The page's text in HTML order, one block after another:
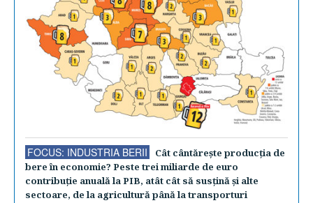
FOCUS: INDUSTRIA BERII
Cât cântăreşte producţia de
bere în economie? Peste trei miliarde de euro
contribuţie anuală la PIB, atât cât să susţină şi alte
sectoare, de la agricultură până la transporturi